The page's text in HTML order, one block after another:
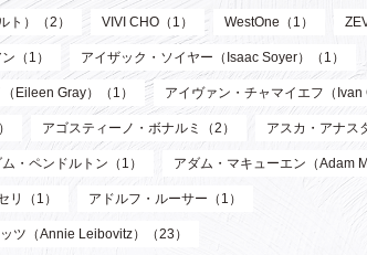
ト）（2） VIVI CHO（1） WestOne（1）
（1） アイザック・ソイヤー（Isaac Soyer）（1）
Eileen Gray）（1） アイヴァン・チャマイエフ（Ivan
アゴスティーノ・ボナルミ（2） アスカ・アナス
・ペンドルトン（1） アダム・マキューエン（Adam
リ（1） アドルフ・ルーサー（1）
ツ（Annie Leibovitz）（23）